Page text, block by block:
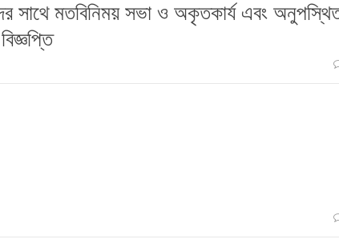
সাথে মতবিনিময় সভা ও অকৃতকার্য এবং